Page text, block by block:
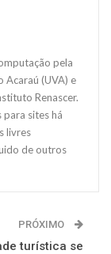
pela
Acaraú (UVA) e
Renascer.
sites há
livres
de outros
PRÓXIMO
turística se